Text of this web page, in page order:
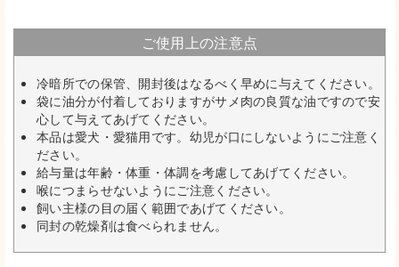
ご使用上の注意点
冷暗所での保管、開封後はなるべく早めに与えてください。
袋に油分が付着しておりますがサメ肉の良質な油ですので安
心して与えてあげてください。
本品は愛犬・愛猫用です。幼児が口にしないようにご注意く
ださい。
給与量は年齢・体重・体調を考慮してあげてください。
喉につまらせないようにご注意ください。
飼い主様の目の届く範囲であげてください。
同封の乾燥剤は食べられません。